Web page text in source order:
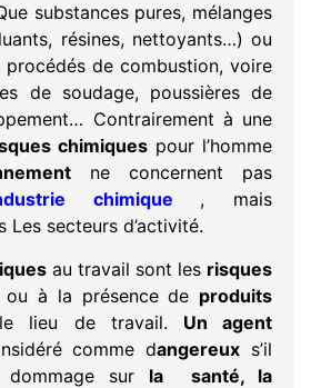
substances pures, mélanges
résines, nettoyants…) ou
de combustion, voire
de soudage, poussières de
Contrairement à une
chimiques pour l’homme
ne concernent pas
chimique
, mais
Les secteurs d’activité.
au travail sont les risques
ou à la présence de produits
lieu de travail. Un agent
comme dangereux s’il
sur la santé, la